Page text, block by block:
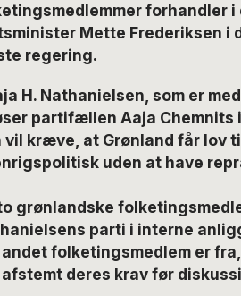
forhandler
Mette Frederiksen i
regering.
H. Nathanielsen, som er
partifællen Aaja Chemnits
vil kræve, at Grønland får lov
uden at have
grønlandske
parti i interne
folketingsmedlem er
deres krav før